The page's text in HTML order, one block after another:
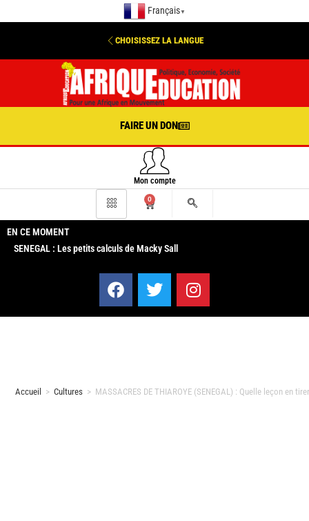
Français ▼
CHOISISSEZ LA LANGUE
FAIRE UN DON
Mon compte
0
EN CE MOMENT
SENEGAL : Les petits calculs de Macky Sall
Accueil > Cultures > MASSACRES DE THIAROYE (SENEGAL) : Quelle leçon en